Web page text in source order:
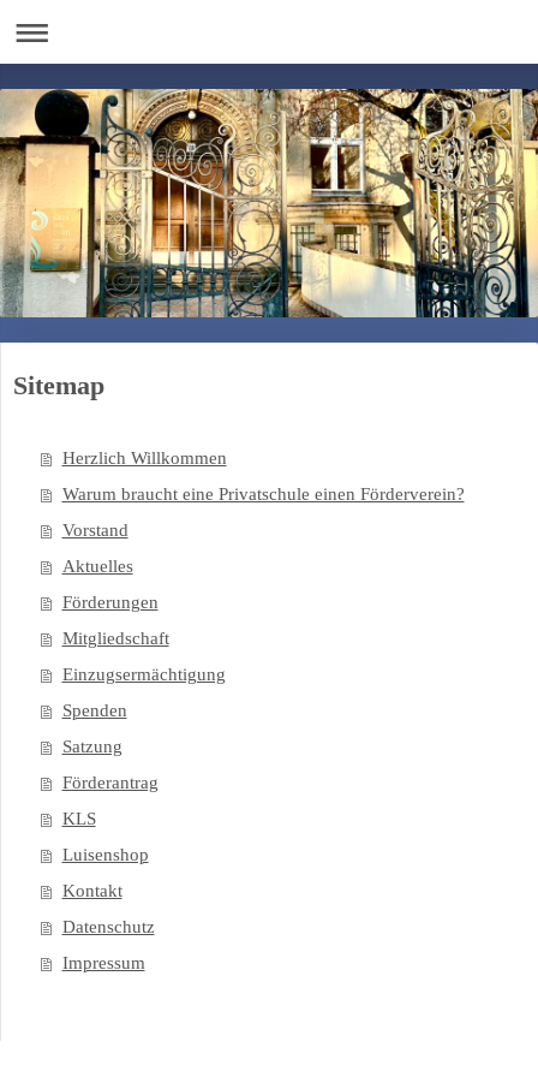
Sitemap
Herzlich Willkommen
Warum braucht eine Privatschule einen Förderverein?
Vorstand
Aktuelles
Förderungen
Mitgliedschaft
Einzugsermächtigung
Spenden
Satzung
Förderantrag
KLS
Luisenshop
Kontakt
Datenschutz
Impressum